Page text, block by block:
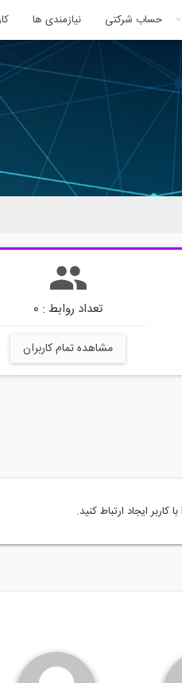
حساب شرکتی نیازمندی ها
تعداد روابط : 0
مشاهده تمام کاربران
کاربر ایجاد ارتباط کنید.